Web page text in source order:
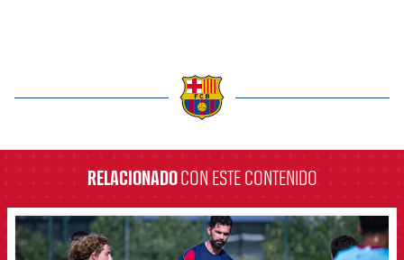
RELACIONADOCON ESTE CONTENIDO
FCB Barcelona badge